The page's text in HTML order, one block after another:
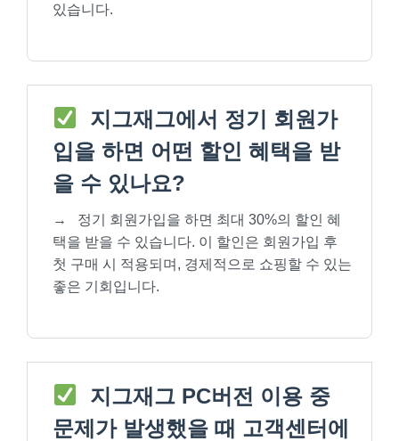
있습니다.
지그재그에서 정기 회원가
입을 하면 어떤 할인 혜택을 받
을 수 있나요?
→
정기 회원가입을 하면 최대 30%의 할인 혜
택을 받을 수 있습니다. 이 할인은 회원가입 후
첫 구매 시 적용되며, 경제적으로 쇼핑할 수 있는
좋은 기회입니다.
지그재그 PC버전 이용 중
문제가 발생했을 때 고객센터에